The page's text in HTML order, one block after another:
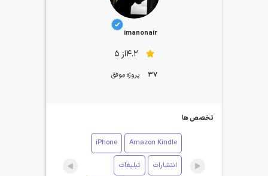
imanonair
4.2از 5
37 پروژه موفق
تخصص ها
Amazon Kindle
iPhone
انتشارات تبلیغات